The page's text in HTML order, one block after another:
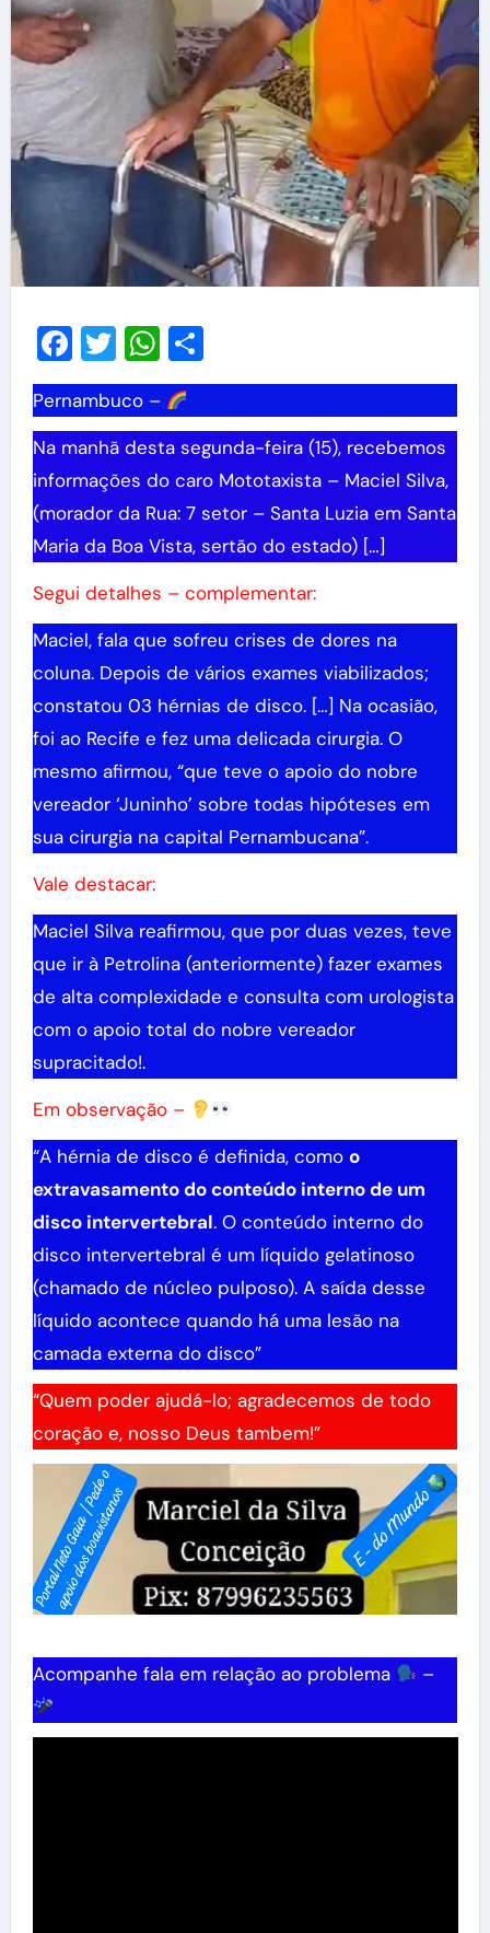
Facebook
TwitterWhatsApp
Share
Pernambuco –
Na manhã desta segunda-feira (15), recebemos
informações do caro Mototaxista – Maciel Silva,
(morador da Rua: 7 setor – Santa Luzia em Santa
Maria da Boa Vista, sertão do estado) […]
Segui detalhes – complementar:
Maciel, fala que sofreu crises de dores na
coluna. Depois de vários exames viabilizados;
constatou 03 hérnias de disco. […] Na ocasião,
foi ao Recife e fez uma delicada cirurgia. O
mesmo afirmou, “que teve o apoio do nobre
vereador ‘Juninho’ sobre todas hipóteses em
sua cirurgia na capital Pernambucana”.
Vale destacar:
Maciel Silva reafirmou, que por duas vezes, teve
que ir à Petrolina (anteriormente) fazer exames
de alta complexidade e consulta com urologista
com o apoio total do nobre vereador
supracitado!.
Em observação –
“A hérnia de disco é definida, como o
extravasamento do conteúdo interno de um
disco intervertebral. O conteúdo interno do
disco intervertebral é um líquido gelatinoso
(chamado de núcleo pulposo). A saída desse
líquido acontece quando há uma lesão na
camada externa do disco”
“Quem poder ajudá-lo; agradecemos de todo
coração e, nosso Deus tambem!”
Acompanhe fala em relação ao problema –